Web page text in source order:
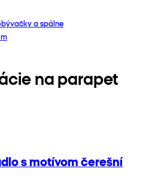
a spálne
na parapet
s motívom čerešní